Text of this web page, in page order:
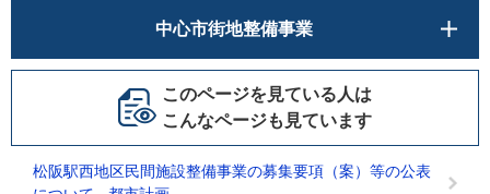
中心市街地整備事業
このページを見ている人は
こんなページも見ています
松阪駅西地区民間施設整備事業の募集要項（案）等の公表